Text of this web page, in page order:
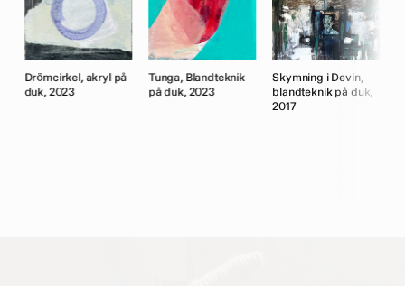
Drömcirkel, akryl på
duk, 2023
Tunga, Blandteknik
på duk, 2023
Skymning i Devin,
blandteknik på duk,
2017